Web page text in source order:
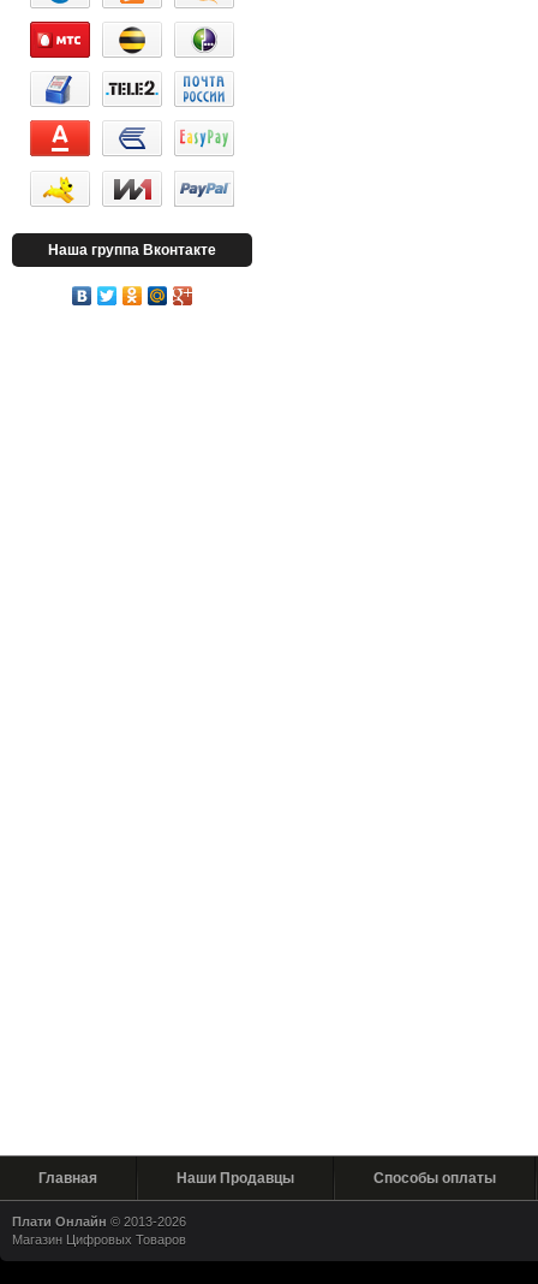
Наша группа Вконтакте
Главная Наши Продавцы Способы оплаты
Плати Онлайн © 2013-2026
Магазин Цифровых Товаров